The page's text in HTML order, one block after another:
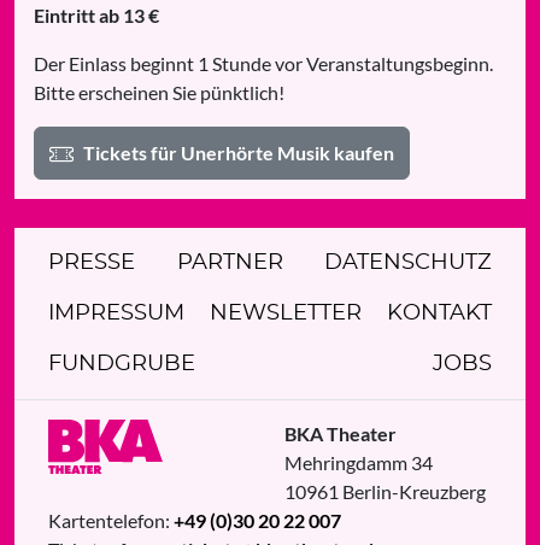
Eintritt ab 13 €
Der Einlass beginnt 1 Stunde vor Veranstaltungsbeginn.
Bitte erscheinen Sie pünktlich!
Tickets für Unerhörte Musik kaufen
PRESSE PARTNER DATENSCHUTZ
IMPRESSUM NEWSLETTER KONTAKT
FUNDGRUBE JOBS
BKA Theater
Mehringdamm 34
10961 Berlin-Kreuzberg
Kartentelefon: +49 (0)30 20 22 007